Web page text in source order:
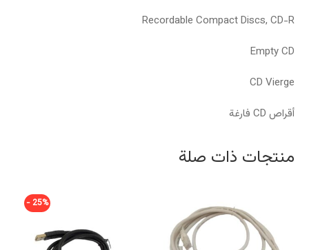
Recordable Compact Discs, CD-R
Empty CD
CD Vierge
أقراص CD فارغة
منتجات ذات صلة
25% -